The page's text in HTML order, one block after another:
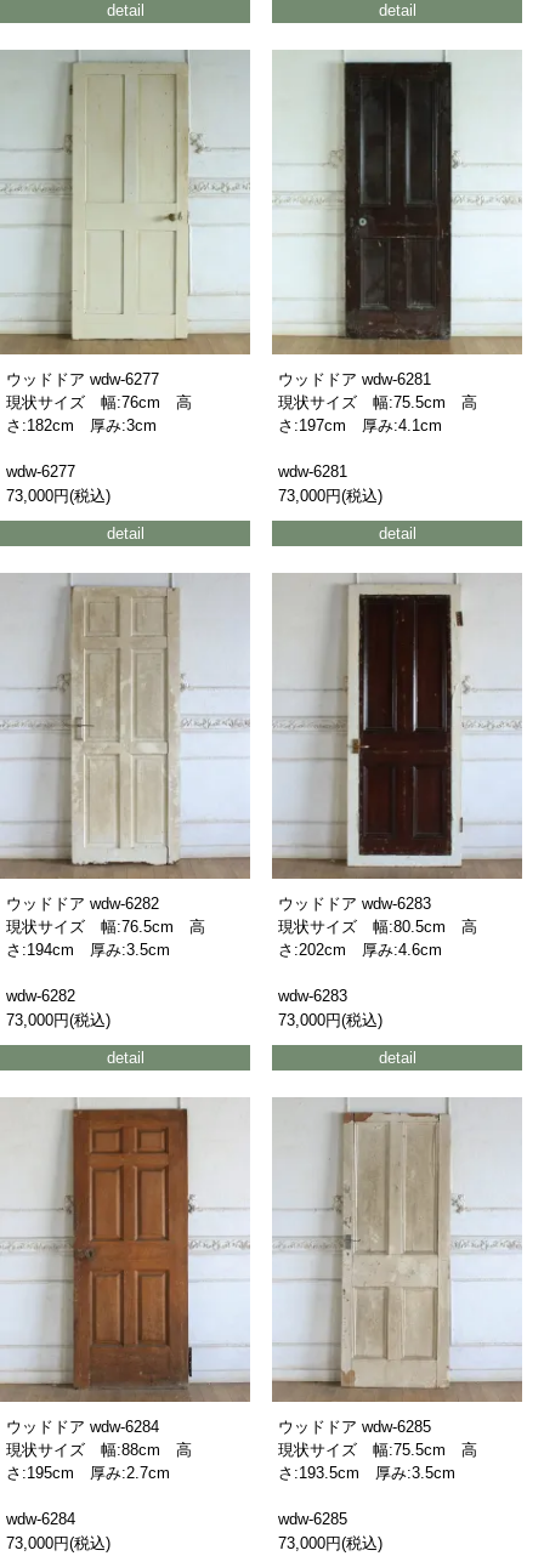
detail detail
ウッドドア wdw-6277
現状サイズ 幅:76cm 高
さ:182cm 厚み:3cm
wdw-6277
73,000円(税込)
detail
ウッドドア wdw-6281
現状サイズ 幅:75.5cm 高
さ:197cm 厚み:4.1cm
wdw-6281
73,000円(税込)
detail
ウッドドア wdw-6282
現状サイズ 幅:76.5cm 高
さ:194cm 厚み:3.5cm
wdw-6282
73,000円(税込)
detail
ウッドドア wdw-6283
現状サイズ 幅:80.5cm 高
さ:202cm 厚み:4.6cm
wdw-6283
73,000円(税込)
detail
ウッドドア wdw-6284
現状サイズ 幅:88cm 高
さ:195cm 厚み:2.7cm
wdw-6284
73,000円(税込)
ウッドドア wdw-6285
現状サイズ 幅:75.5cm 高
さ:193.5cm 厚み:3.5cm
wdw-6285
73,000円(税込)